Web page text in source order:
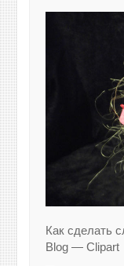
Как сделать
Blog — Clipart